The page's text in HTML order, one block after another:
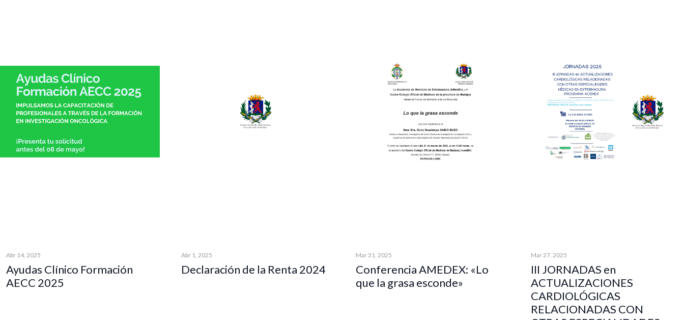
Abr 14, 2025
Ayudas Clínico Formación
AECC 2025
Abr 1, 2025
Declaración de la Renta 2024
Mar 31, 2025
Conferencia AMEDEX: «Lo
que la grasa esconde»
Mar 27, 2025
III JORNADAS en
ACTUALIZACIONES
CARDIOLÓGICAS
RELACIONADAS CON